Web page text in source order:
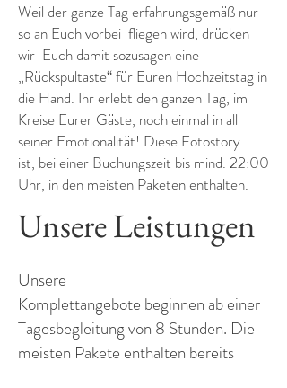
Weil der ganze Tag erfahrungsgemäß nur
so an Euch vorbei fliegen wird, drücken
wir Euch damit sozusagen eine
„Rückspultaste“ für Euren Hochzeitstag in
die Hand. Ihr erlebt den ganzen Tag, im
Kreise Eurer Gäste, noch einmal in all
seiner Emotionalität! Diese Fotostory
ist, bei einer Buchungszeit bis mind. 22:00
Uhr, in den meisten Paketen enthalten.
Unsere Leistungen
Unsere
Komplettangebote beginnen ab einer
Tagesbegleitung von 8 Stunden. Die
meisten Pakete enthalten bereits